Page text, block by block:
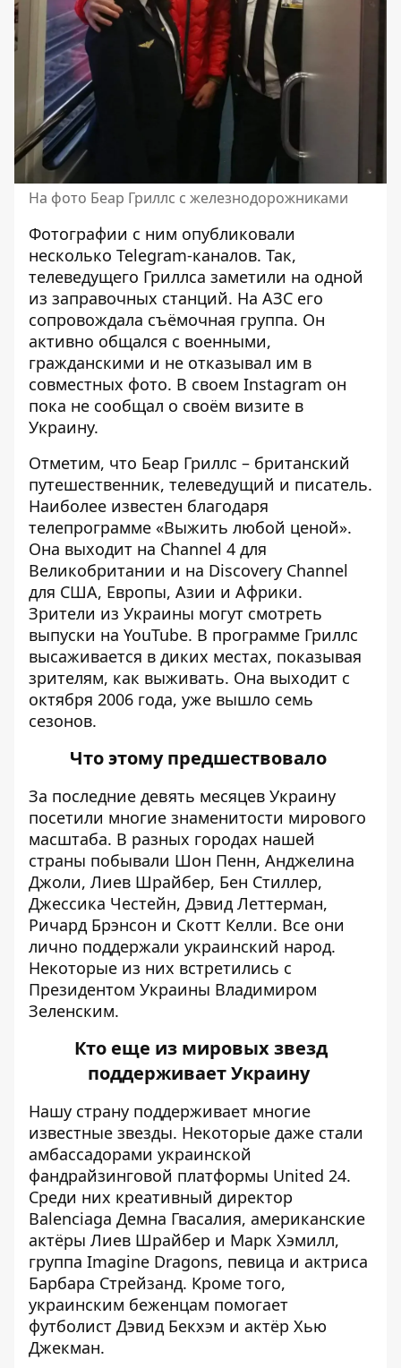
На фото Беар Гриллс с железнодорожниками
Фотографии с ним опубликовали
несколько Telegram-каналов. Так,
телеведущего Гриллса заметили на одной
из заправочных станций. На АЗС его
сопровождала съёмочная группа. Он
активно общался с военными,
гражданскими и не отказывал им в
совместных фото. В своем Instagram он
пока не сообщал о своём визите в
Украину.
Отметим, что Беар Гриллс – британский
путешественник, телеведущий и писатель.
Наиболее известен благодаря
телепрограмме «Выжить любой ценой».
Она выходит на Channel 4 для
Великобритании и на Discovery Channel
для США, Европы, Азии и Африки.
Зрители из Украины могут смотреть
выпуски на YouTube. В программе Гриллс
высаживается в диких местах, показывая
зрителям, как выживать. Она выходит с
октября 2006 года, уже вышло семь
сезонов.
Что этому предшествовало
За ​​последние девять месяцев Украину
посетили многие знаменитости мирового
масштаба. В разных городах нашей
страны побывали Шон Пенн, Анджелина
Джоли, Лиев Шрайбер, Бен Стиллер,
Джессика Честейн, Дэвид Леттерман,
Ричард Брэнсон и Скотт Келли. Все они
лично поддержали украинский народ.
Некоторые из них встретились с
Президентом Украины Владимиром
Зеленским.
Кто еще из мировых звезд
поддерживает Украину
Нашу страну поддерживает многие
известные звезды. Некоторые даже стали
амбассадорами украинской
фандрайзинговой платформы United 24.
Среди них креативный директор
Balenciaga Демна Гвасалия, американские
актёры Лиев Шрайбер и Марк Хэмилл,
группа Imagine Dragons, певица и актриса
Барбара Стрейзанд. Кроме того,
украинским беженцам помогает
футболист Дэвид Бекхэм и актёр Хью
Джекман.